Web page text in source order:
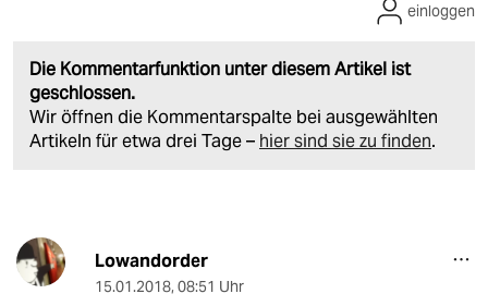
Die Kommentarfunktion unter diesem Artikel ist
geschlossen.
Wir öffnen die Kommentarspalte bei ausgewählten
Artikeln für etwa drei Tage – hier sind sie zu finden.
einloggen
Lowandorder
15.01.2018, 08:51 Uhr